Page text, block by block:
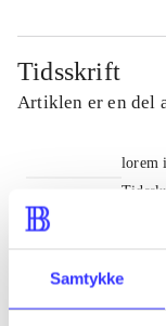
Samtykke
Tidsskrift
Artiklen er en del
lorem
Artiklerne i